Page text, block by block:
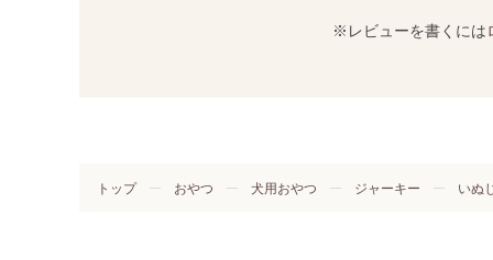
※レビューを書くには
トップ おやつ 犬用おやつ ジャーキー いぬ